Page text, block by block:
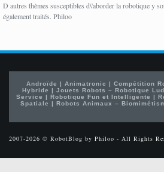
D autres thèmes susceptibles d\'aborder la robotique y
également traités. Philoo
Androïde | Animatronic | Compétition
Hybride |Jouets Robots – Robotique
Service | Robotique Fun et Intelligente |
Spatiale | Robots Animaux –
2007-2026 © RobotBlog by Philoo - All Rights